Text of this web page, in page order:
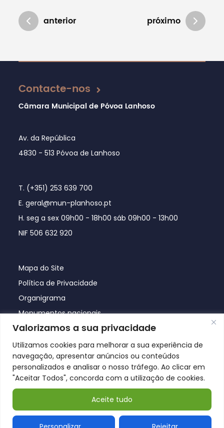
Valorizamos a sua privacidade
Utilizamos cookies para melhorar a sua experiência de
navegação, apresentar anúncios ou conteúdos
personalizados e analisar o nosso tráfego. Ao clicar em
"Aceitar Todos", concorda com a utilização de cookies.
Aceite tudo
anterior próximo
Atualizado em 16/07/2019
Contacte-nos
Câmara Municipal de Póvoa Lanhoso
Av. da República
4830 - 513 Póvoa de Lanhoso
T. (+351) 253 639 700
E. geral@mun-planhoso.pt
H. seg a sex 09h00 - 18h00 sáb 09h00 - 13h00
NIF 506 632 920
Mapa do Site
Política de Privacidade
Organigrama
Monumentos nacionais
© Póvoa de Lanhoso 2026